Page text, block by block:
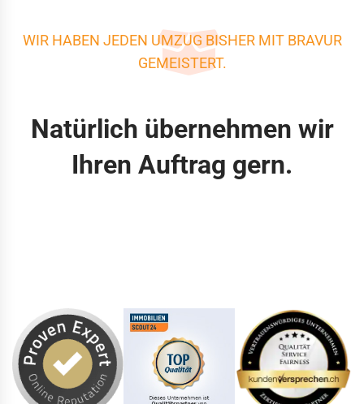
WIR HABEN JEDEN UMZUG BISHER MIT BRAVUR
GEMEISTERT.
Natürlich übernehmen wir
Ihren Auftrag gern.